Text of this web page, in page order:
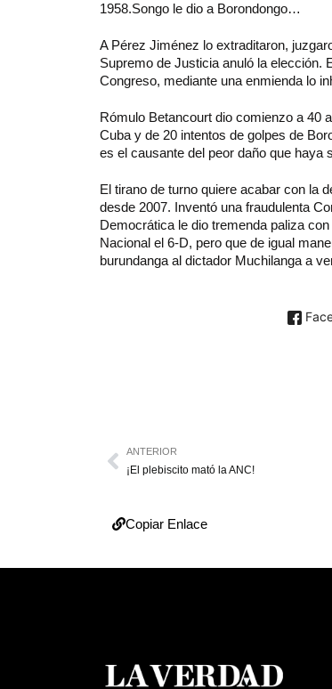
1958.Songo le dio a Borondongo…
A Pérez Jiménez lo extraditaron,
Supremo de Justicia anuló la elección.
Congreso, mediante una enmienda lo
Rómulo Betancourt dio comienzo a 40
Cuba y de 20 intentos de golpes de
es el causante del peor daño que haya
El tirano de turno quiere acabar con la
desde 2007. Inventó una fraudulenta
Democrática le dio tremenda paliza
Nacional el 6-D, pero que de igual
burundanga al dictador Muchilanga a
ANTERIOR
¡El plebiscito mató la ANC!
Copiar Enlace